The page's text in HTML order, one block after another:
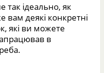
ідеально, як
вам деякі конкретні
які ви можете
в